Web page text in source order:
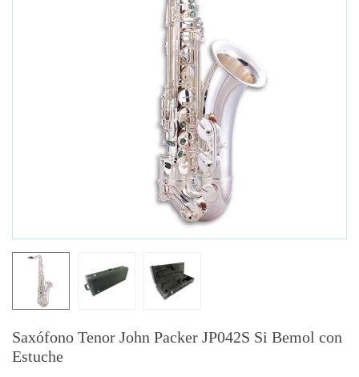
Saxófono Tenor John Packer JP042S Si Bemol con
Estuche